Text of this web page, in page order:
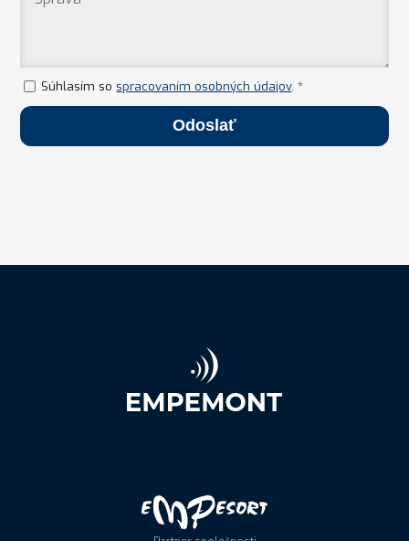
Súhlasím so spracovaním osobných údajov. *
Odoslať